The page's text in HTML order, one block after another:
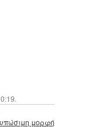
μορφή